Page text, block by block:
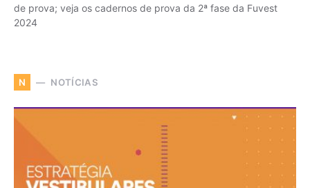
de prova; veja os cadernos de prova da 2ª fase da Fuvest
2024
N NOTÍCIAS